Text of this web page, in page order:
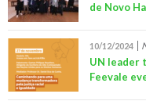
de Novo
10/12/2024
UN leader
Feevale